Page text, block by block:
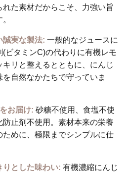
た素材だからこそ、力強い旨
誠実な製法: 一般的なジュースに
ビタミンC)の代わりに有機レモ
リと整えるとともに、にんじ
自然なかたちで守っていま
お届け: 砂糖不使用、食塩不使
止剤不使用。素材本来の栄養
ために、極限までシンプルに仕
りとした味わい: 有機濃縮にんじ